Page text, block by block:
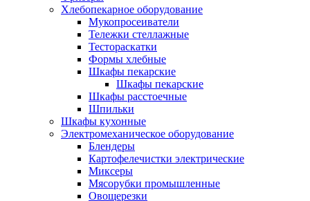
Хлебопекарное оборудование
Мукопросеиватели
Тележки стеллажные
Тестораскатки
Формы хлебные
Шкафы пекарские
Шкафы пекарские
Шкафы расстоечные
Шпильки
Шкафы кухонные
Электромеханическое оборудование
Блендеры
Картофелечистки электрические
Миксеры
Мясорубки промышленные
Овощерезки